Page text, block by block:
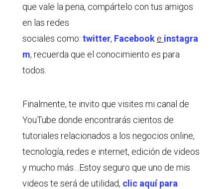
que vale la pena, compártelo con tus amigos
en las redes
sociales como: twitter, Facebook e instagra
m, recuerda que el conocimiento es para
todos.
Finalmente, te invito que visites mi canal de
YouTube donde encontrarás cientos de
tutoriales relacionados a los negocios online,
tecnología, redes e internet, edición de videos
y mucho más…Estoy seguro que uno de mis
videos te será de utilidad, clic aquí para